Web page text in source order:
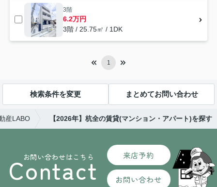
3階
6.2万円
3階 / 25.75㎡ / 1DK
1
検索条件を変更 まとめてお問い合わせ
産LABO 【2026年】杭全の賃貸(マンション・アパート)を探す
お問い合わせはこちら
Contact 来店予約
お問い合わせ